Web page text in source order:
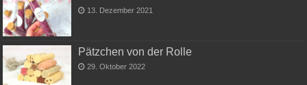
13. Dezember 2021
Pätzchen von der Rolle
29. Oktober 2022